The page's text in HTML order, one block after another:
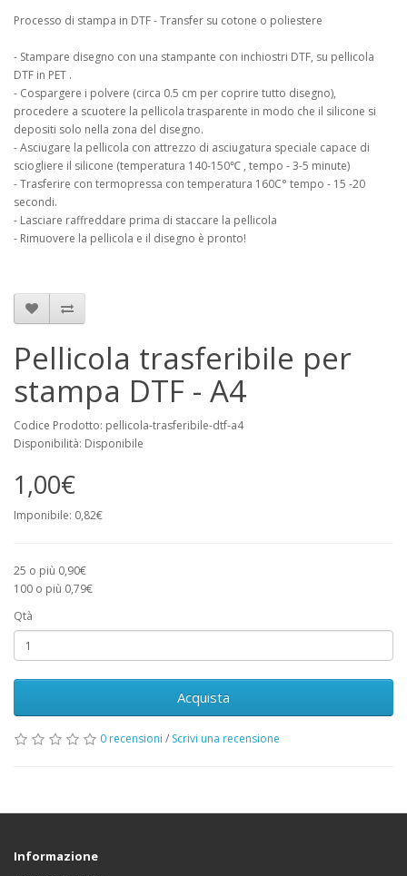
Processo di stampa in DTF - Transfer su cotone o poliestere
- Stampare disegno con una stampante con inchiostri DTF, su pellicola
DTF in PET .
- Cospargere i polvere (circa 0.5 cm per coprire tutto disegno),
procedere a scuotere la pellicola trasparente in modo che il silicone si
depositi solo nella zona del disegno.
- Asciugare la pellicola con attrezzo di asciugatura speciale capace di
sciogliere il silicone (temperatura 140-150℃ , tempo - 3-5 minute)
- Trasferire con termopressa con temperatura 160C° tempo - 15 -20
secondi.
- Lasciare raffreddare prima di staccare la pellicola
- Rimuovere la pellicola e il disegno è pronto!
Pellicola trasferibile per
stampa DTF - A4
Codice Prodotto: pellicola-trasferibile-dtf-a4
Disponibilità: Disponibile
1,00€
Imponibile: 0,82€
25 o più 0,90€
100 o più 0,79€
Qtà
Acquista
0 recensioni / Scrivi una recensione
Informazione